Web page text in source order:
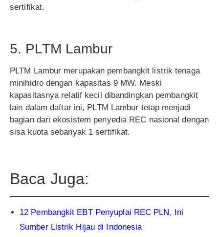
sertifikat.
5. PLTM Lambur
PLTM Lambur merupakan pembangkit listrik tenaga
minihidro dengan kapasitas 9 MW. Meski
kapasitasnya relatif kecil dibandingkan pembangkit
lain dalam daftar ini, PLTM Lambur tetap menjadi
bagian dari ekosistem penyedia REC nasional dengan
sisa kuota sebanyak 1 sertifikat.
Baca Juga:
12 Pembangkit EBT Penyuplai REC PLN, Ini
Sumber Listrik Hijau di Indonesia